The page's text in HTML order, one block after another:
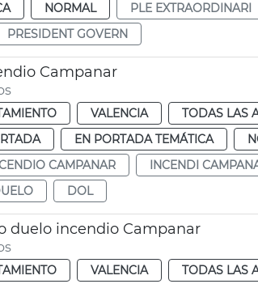
NORMAL PLE EXTRAORDINARI
PRESIDENT GOVERN
Campanar
VALENCIA TODAS LAS
EN PORTADA TEMÁTICA
CAMPANAR INCENDI
DOL
duelo incendio Campanar
VALENCIA TODAS LAS